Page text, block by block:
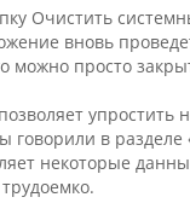
Очистить
вновь
можно просто
упростить
говорили в разделе
некоторые